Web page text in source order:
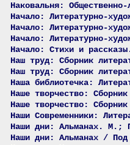
Наковальня:
Начало: Литературно-
Начало: Литературно-
Начало: Литературно-
Начало: Стихи и
Наш труд: Сборник
Наш труд: Сборник
Наша библиотечка:
Наше творчество:
Наше творчество:
Наши Современники:
Наши дни: Альманах. М.;
Наши дни: Альманах /